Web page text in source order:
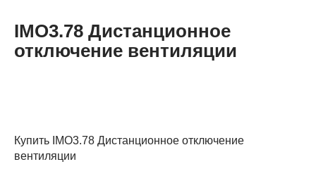
IMO3.78 Дистанционное
отключение вентиляции
Купить IMO3.78 Дистанционное отключение
вентиляции